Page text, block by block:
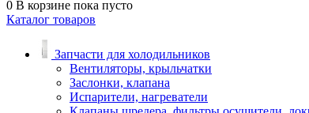
0 В корзине пока пусто
Каталог товаров
Запчасти для холодильников
Вентиляторы, крыльчатки
Заслонки, клапана
Испарители, нагреватели